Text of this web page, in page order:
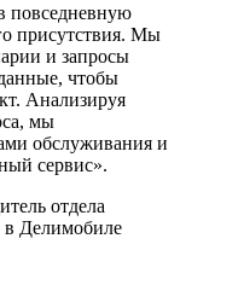
повседневную
присутствия. Мы
и запросы
чтобы
Анализируя
мы
обслуживания и
сервис».
отдела
в Делимобиле